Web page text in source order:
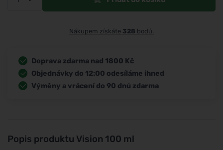
Popis produktu Vision 100 ml
Nákupem získáte 328 bodů.
Doprava zdarma nad 1800 Kč
Objednávky do 12:00 odesíláme ihned
Výměny a vrácení do 90 dnů zdarma